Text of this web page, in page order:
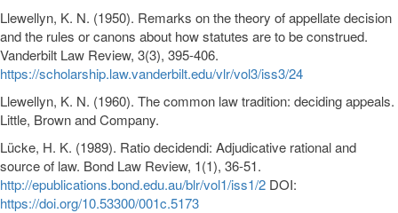
Llewellyn, K. N. (1950). Remarks on the theory of appellate decision
and the rules or canons about how statutes are to be construed.
Vanderbilt Law Review, 3(3), 395-406.
https://scholarship.law.vanderbilt.edu/vlr/vol3/iss3/24
Llewellyn, K. N. (1960). The common law tradition: deciding appeals.
Little, Brown and Company.
Lücke, H. K. (1989). Ratio decidendi: Adjudicative rational and
source of law. Bond Law Review, 1(1), 36-51.
http://epublications.bond.edu.au/blr/vol1/iss1/2 DOI:
https://doi.org/10.53300/001c.5173